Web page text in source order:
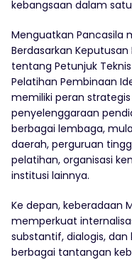
kebangsaan dalam
Menguatkan Pancasila
Berdasarkan Keputusan
tentang Petunjuk
Pelatihan Pembinaan
memiliki peran
penyelenggaraan
berbagai lembaga,
daerah, perguruan
pelatihan, organisasi
institusi lainnya.
Ke depan, keberadaan
memperkuat
substantif, dialogis,
berbagai tantangan